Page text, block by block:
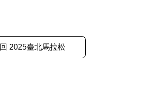
回 2025臺北馬拉松